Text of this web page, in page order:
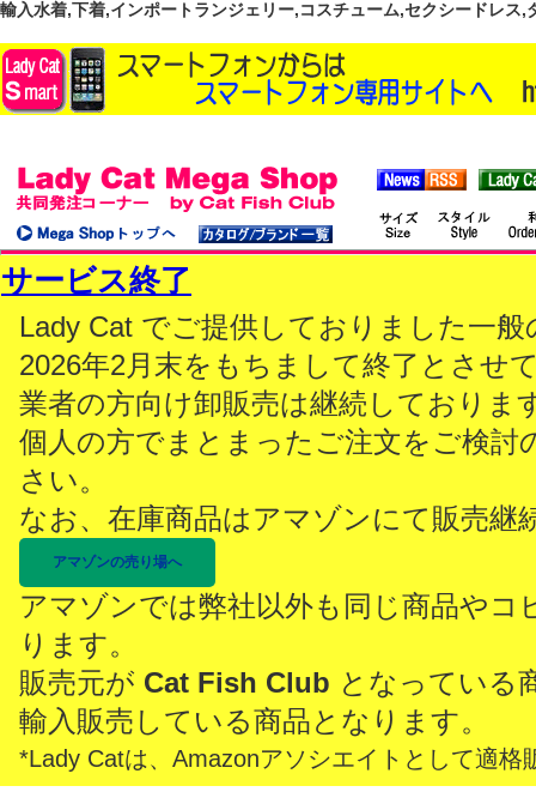
輸入水着,下着,インポートランジェリー,コスチューム,セクシードレス
サービス終了
Lady Cat でご提供しておりました一
2026年2月末をもちまして終了とさせ
業者の方向け卸販売は継続しておりま
個人の方でまとまったご注文をご検討
さい。
なお、在庫商品はアマゾンにて販売継
アマゾンの売り場へ
アマゾンでは弊社以外も同じ商品やコ
ります。
販売元が Cat Fish Club となっている
輸入販売している商品となります。
*Lady Catは、Amazonアソシエイトとして適格